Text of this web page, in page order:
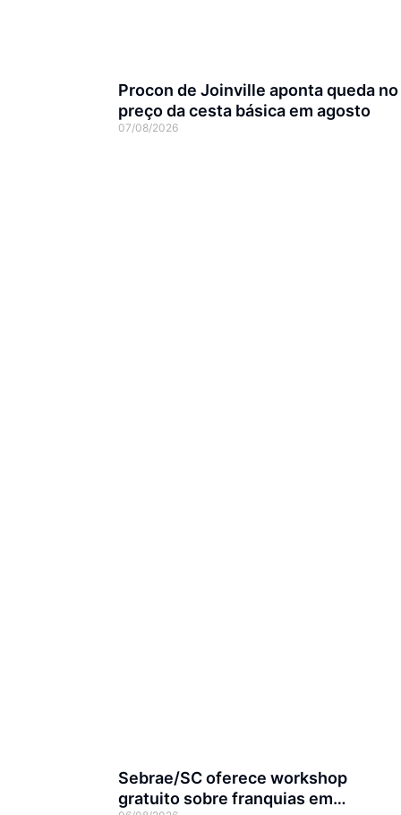
Procon de Joinville aponta queda no
preço da cesta básica em agosto
07/08/2026
Sebrae/SC oferece workshop
gratuito sobre franquias em